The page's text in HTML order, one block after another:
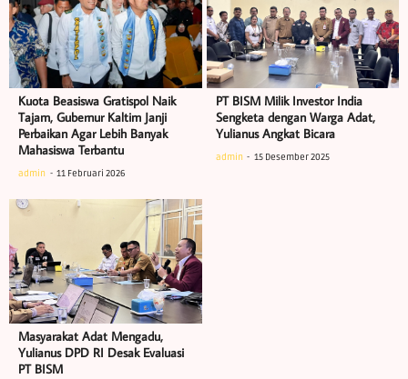
Kuota Beasiswa Gratispol Naik
Tajam, Gubernur Kaltim Janji
Perbaikan Agar Lebih Banyak
Mahasiswa Terbantu
admin 11 Februari 2026
PT BISM Milik Investor India
Sengketa dengan Warga Adat,
Yulianus Angkat Bicara
admin 15 Desember 2025
Masyarakat Adat Mengadu,
Yulianus DPD RI Desak Evaluasi
PT BISM